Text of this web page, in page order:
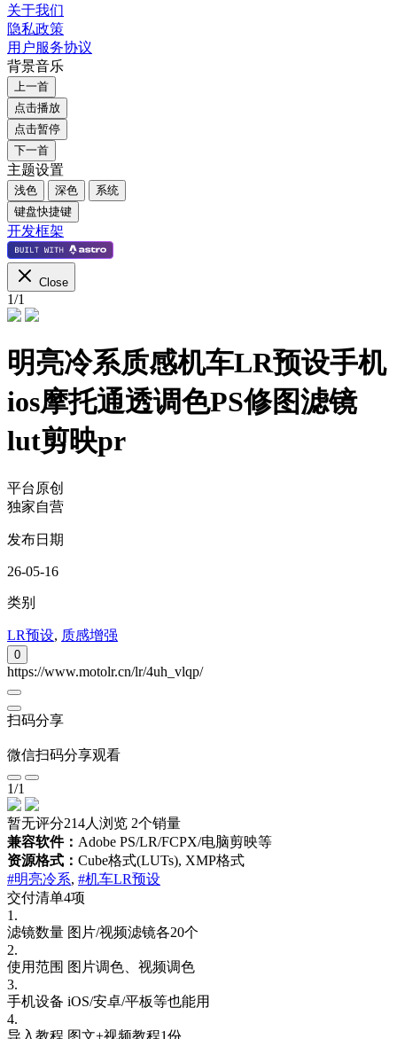
关于我们
隐私政策
用户服务协议
背景音乐
上一首
点击播放
点击暂停
下一首
主题设置
浅色 深色
系统
键盘快捷键
开发框架
Close
1/1
明亮冷系质感机车LR预设手机
ios摩托通透调色PS修图滤镜
lut剪映pr
平台原创
独家自营
发布日期
26-05-16
类别
LR预设, 质感增强
0
https://www.motolr.cn/lr/4uh_vlqp/
扫码分享
微信扫码分享观看
1/1
暂无评分214人浏览 2个销量
兼容软件： Adobe PS/LR/FCPX/电脑剪映等
资源格式： Cube格式(LUTs), XMP格式
#明亮冷系, #机车LR预设
交付清单4项
1.
滤镜数量 图片/视频滤镜各20个
2.
使用范围 图片调色、视频调色
3.
手机设备 iOS/安卓/平板等也能用
4.